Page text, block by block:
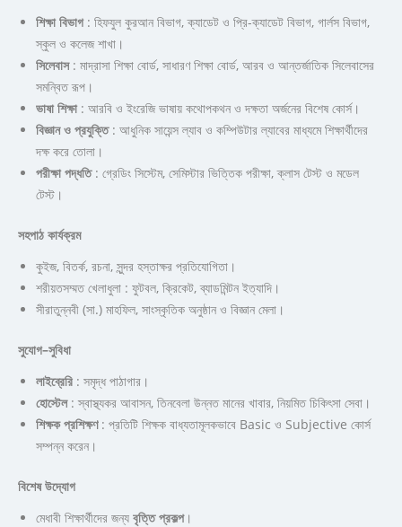
শিক্ষা বিভাগ: হিফযুল কুরআন বিভাগ, ক্যাডেট ও প্রি-ক্যাডেট বিভাগ, গার্লস বিভাগ,
স্কুল ও কলেজ শাখা।
সিলেবাস: মাদ্রাসা শিক্ষা বোর্ড, সাধারণ শিক্ষা বোর্ড, আরব ও আন্তর্জাতিক সিলেবাসের
সমন্বিত রূপ।
ভাষা শিক্ষা: আরবি ও ইংরেজি ভাষায় কথোপকথন ও দক্ষতা অর্জনের বিশেষ কোর্স।
বিজ্ঞান ও প্রযুক্তি: আধুনিক সায়েন্স ল্যাব ও কম্পিউটার ল্যাবের মাধ্যমে শিক্ষার্থীদের
দক্ষ করে তোলা।
পরীক্ষা পদ্ধতি: গ্রেডিং সিস্টেম, সেমিস্টার ভিত্তিক পরীক্ষা, ক্লাস টেস্ট ও মডেল
টেস্ট।
সহপাঠ কার্যক্রম
কুইজ, বিতর্ক, রচনা, সুন্দর হস্তাক্ষর প্রতিযোগিতা।
শরীয়তসম্মত খেলাধুলা : ফুটবল, ক্রিকেট, ব্যাডমিন্টন ইত্যাদি।
সীরাতুন্নবী (সা.) মাহফিল, সাংস্কৃতিক অনুষ্ঠান ও বিজ্ঞান মেলা।
সুযোগ–সুবিধা
লাইব্রেরি : সমৃদ্ধ পাঠাগার।
হোস্টেল: স্বাস্থ্যকর আবাসন, তিনবেলা উন্নত মানের খাবার, নিয়মিত চিকিৎসা সেবা।
শিক্ষক প্রশিক্ষণ: প্রতিটি শিক্ষক বাধ্যতামূলকভাবে Basic ও Subjective কোর্স
সম্পন্ন করেন।
বিশেষ উদ্যোগ
মেধাবী শিক্ষার্থীদের জন্য বৃত্তি প্রকল্প।